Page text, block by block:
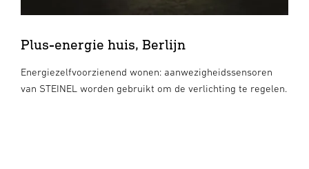
Plus-energie huis, Berlijn
Energiezelfvoorzienend wonen: aanwezigheidssensoren
van STEINEL worden gebruikt om de verlichting te regelen.